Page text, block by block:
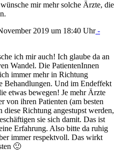
mir mehr solche Ärzte, die
2019 um 18:40 Uhr-
ich mir auch! Ich glaube da an
Wandel. Die PatientenInnen
immer mehr in Richtung
Behandlungen. Und im Endeffekt
etwas bewegen! Je mehr Ärzte
von ihren Patienten (am besten
diese Richtung angestupst werden,
sie sich damit. Das ist
Erfahrung. Also bitte da ruhig
immer respektvoll. Das wirkt
🙂